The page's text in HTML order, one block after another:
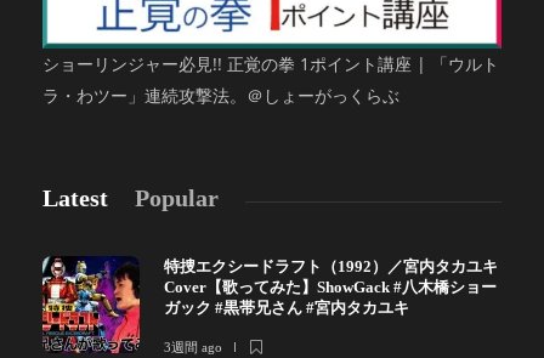
ショーリンジャー必見!! 正覚の拳 1ポイント講座 | 「ウルト
ラ・わツー」連続攻撃法。＠しょーがっくらぶ
Latest Popular
特捜エクシードラフト（1992）／宮内タカユキ
Cover【歌ってみた】ShowGack #八木橋ショー
ガック #黒帯兄さん #宮内タカユキ
3週間 ago